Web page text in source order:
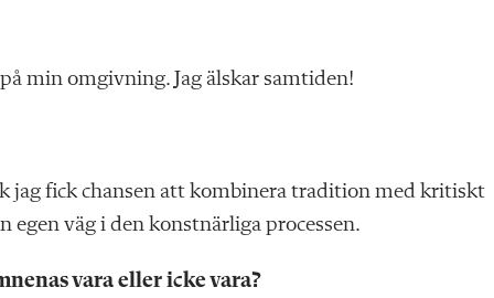
min omgivning. Jag älskar samtiden!
jag fick chansen att kombinera tradition med kritiskt
väg i den konstnärliga processen.
vara eller icke vara?